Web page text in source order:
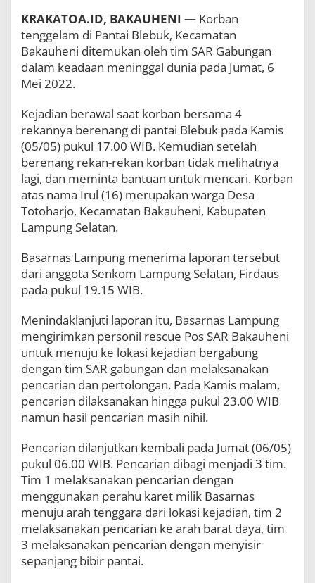
k
a
u
h
e
i
t
e
m
u
k
a
n
i
n
g
g
l
KRAKATOA.ID, BAKAUHENI — Korban
tenggelam di Pantai Blebuk, Kecamatan
Bakauheni ditemukan oleh tim SAR Gabungan
dalam keadaan meninggal dunia pada Jumat, 6
Mei 2022.
Kejadian berawal saat korban bersama 4
rekannya berenang di pantai Blebuk pada Kamis
(05/05) pukul 17.00 WIB. Kemudian setelah
berenang rekan-rekan korban tidak melihatnya
lagi, dan meminta bantuan untuk mencari. Korban
atas nama Irul (16) merupakan warga Desa
Totoharjo, Kecamatan Bakauheni, Kabupaten
Lampung Selatan.
Basarnas Lampung menerima laporan tersebut
dari anggota Senkom Lampung Selatan, Firdaus
pada pukul 19.15 WIB.
Menindaklanjuti laporan itu, Basarnas Lampung
mengirimkan personil rescue Pos SAR Bakauheni
untuk menuju ke lokasi kejadian bergabung
dengan tim SAR gabungan dan melaksanakan
pencarian dan pertolongan. Pada Kamis malam,
pencarian dilaksanakan hingga pukul 23.00 WIB
namun hasil pencarian masih nihil.
Pencarian dilanjutkan kembali pada Jumat (06/05)
pukul 06.00 WIB. Pencarian dibagi menjadi 3 tim.
Tim 1 melaksanakan pencarian dengan
menggunakan perahu karet milik Basarnas
menuju arah tenggara dari lokasi kejadian, tim 2
melaksanakan pencarian ke arah barat daya, tim
3 melaksanakan pencarian dengan menyisir
sepanjang bibir pantai.